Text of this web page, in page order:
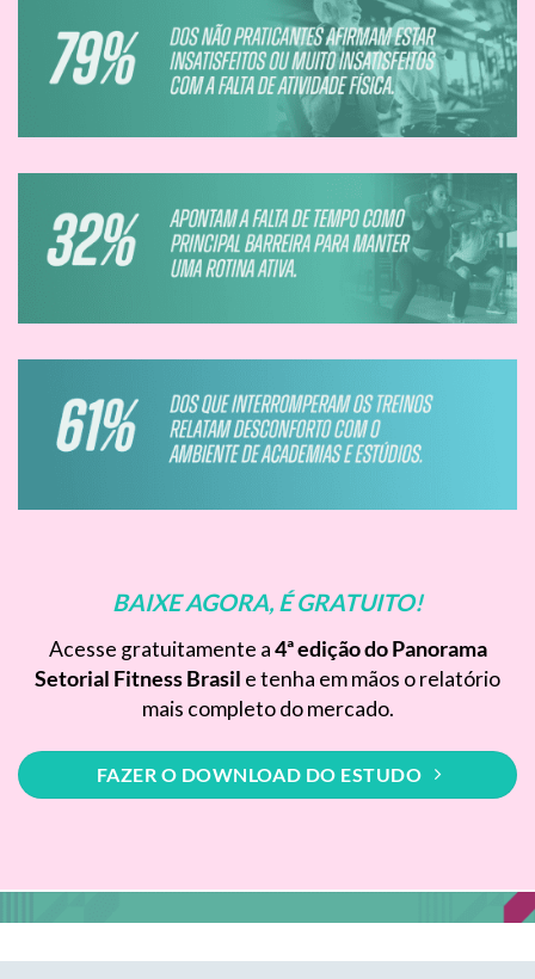
BAIXE AGORA, É GRATUITO!
Acesse gratuitamente a4ª edição do Panorama
Setorial Fitness Brasil e tenha em mãos o relatório
mais completo do mercado.
FAZER O DOWNLOAD DO ESTUDO